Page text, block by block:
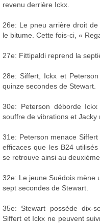
revenu derrière Ickx.
26e: Le pneu arrière droit
le bitume. Cette fois-ci, «
27e: Fittipaldi reprend la
28e: Siffert, Ickx et
quinze secondes de Stewart.
30e: Peterson déborde
souffre de vibrations et Jacky
31e: Peterson menace
efficaces que les B24
se retrouve ainsi au deuxième
32e: Le jeune Suédois mène
sept secondes de Stewart.
35e: Stewart possède dix-
Siffert et Ickx ne peuvent